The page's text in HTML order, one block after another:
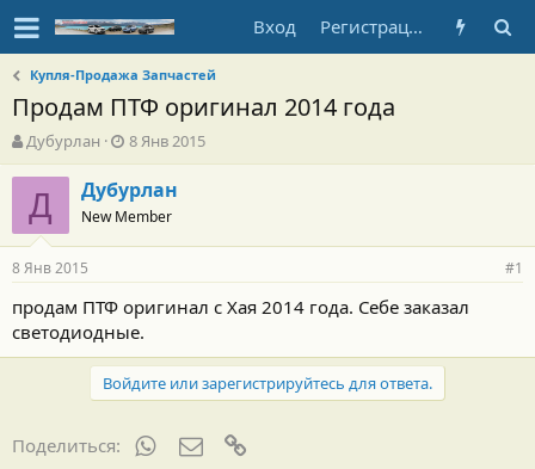
Вход Регистрация
Купля-Продажа Запчастей
Продам ПТФ оригинал 2014 года
А
в
т
о
р
т
е
м
ы
Дубурлан
Д
а
т
а
н
а
а
л
а
8 Янв 2015
Д Дубурлан
New Member
8 Янв 2015 #1
продам ПТФ оригинал с Хая 2014 года. Себе заказал
светодиодные.
Войдите или зарегистрируйтесь для ответа.
Поделиться: WhatsAppЭлектронная почта